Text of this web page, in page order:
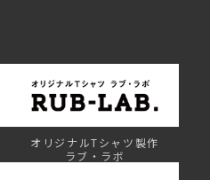
オリジナルTシャツ製作
ラブ・ラボ